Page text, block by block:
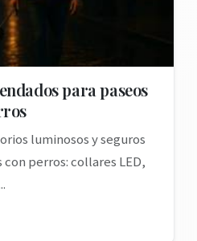
para paseos
luminosos y seguros
perros: collares LED,